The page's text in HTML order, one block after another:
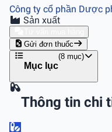
Công ty cổ phần Dược
Sản xuất
Gửi đơn thuốc
Mục lục
(8 mục)
Thông tin chi